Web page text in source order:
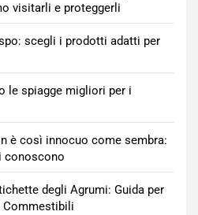
visitarli e proteggerli
scegli i prodotti adatti per
le spiagge migliori per i
è così innocuo come sembra:
conoscono
degli Agrumi: Guida per
Commestibili